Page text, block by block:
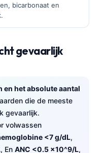
bicarbonaat en
gevaarlijk
het absolute aantal
die de meeste
gevaarlijk.
volwassen
<7 g/dL,
, En ANC <0.5 ×10^9/L,